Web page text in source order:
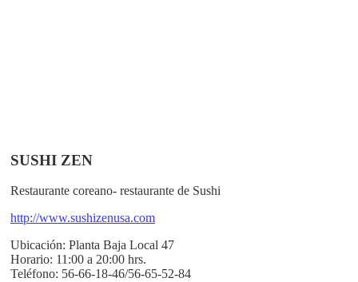
SUSHI ZEN
Restaurante coreano- restaurante de Sushi
http://www.sushizenusa.com
Ubicación: Planta Baja Local 47
Horario: 11:00 a 20:00 hrs.
Teléfono: 56-66-18-46/56-65-52-84